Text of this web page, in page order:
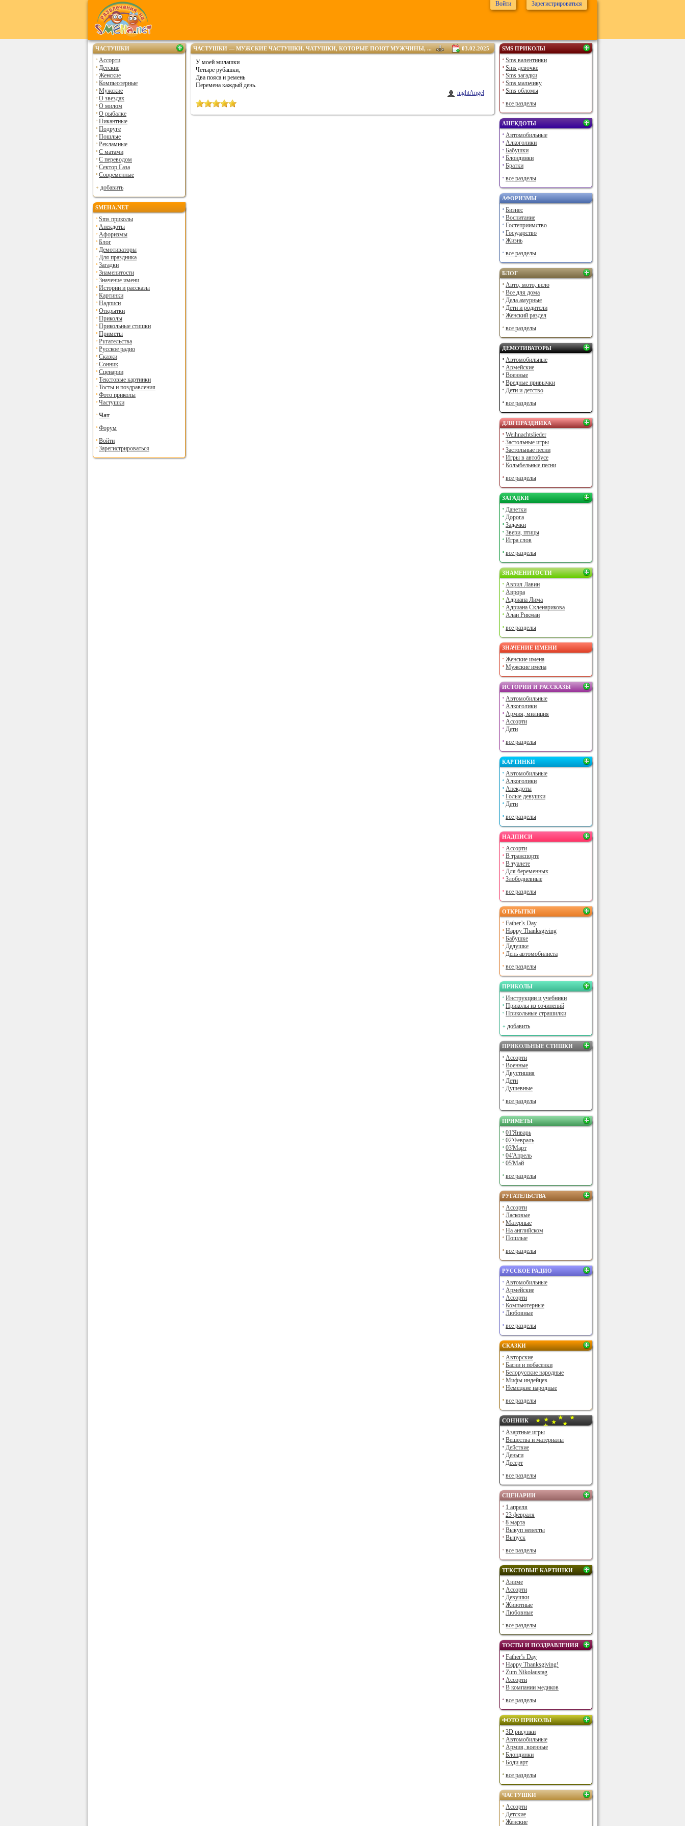
ЧАСТУШКИ
Ассорти
Детские
Женские
Компьютерные
Мужские
О звездах
О милом
О рыбалке
Пикантные
Подруге
Пошлые
Рекламные
С матами
С переводом
Сектор Газа
Современные
добавить
SMEHA.NET
Sms приколы
Анекдоты
Афоризмы
Блог
Демотиваторы
Для праздника
Загадки
Знаменитости
Значение имени
Истории и рассказы
Картинки
Надписи
Открытки
Приколы
Прикольные стишки
Приметы
Ругательства
Русское радио
Сказки
Сонник
Сценарии
Текстовые картинки
Тосты и поздравления
Фото приколы
Частушки
Чат
Форум
Войти
Зарегистрироваться
ЧАСТУШКИ — МУЖСКИЕ ЧАСТУШКИ. ЧАТУШКИ, КОТОРЫЕ ПОЮТ МУЖЧИНЫ, ... 03.02.2025
У моей милашки
Четыре рубашки,
Два пояса и ремень
Перемена каждый день.
nightAngel
SMS ПРИКОЛЫ
Sms валентинки
Sms девочке
Sms загадки
Sms мальчику
Sms обломы
все разделы
АНЕКДОТЫ
Автомобильные
Алкоголики
Бабушки
Блондинки
Братки
все разделы
АФОРИЗМЫ
Бизнес
Воспитание
Гостеприимство
Государство
Жизнь
все разделы
БЛОГ
Авто, мото, вело
Все для дома
Дела амурные
Дети и родители
Женский раздел
все разделы
ДЕМОТИВАТОРЫ
Автомобильные
Армейские
Военные
Вредные привычки
Дети и детство
все разделы
ДЛЯ ПРАЗДНИКА
Weihnachtslieder
Застольные игры
Застольные песни
Игры в автобусе
Колыбельные песни
все разделы
ЗАГАДКИ
Данетки
Дорога
Задачки
Звери, птицы
Игра слов
все разделы
ЗНАМЕНИТОСТИ
Аврил Лавин
Аврора
Адриана Лима
Адриана Скленарикова
Алан Рикман
все разделы
ЗНАЧЕНИЕ ИМЕНИ
Женские имена
Мужские имена
ИСТОРИИ И РАССКАЗЫ
Автомобильные
Алкоголики
Армия, милиция
Ассорти
Дети
все разделы
КАРТИНКИ
Автомобильные
Алкоголики
Анекдоты
Голые девушки
Дети
все разделы
НАДПИСИ
Ассорти
В транспорте
В туалете
Для беременных
Злободневные
все разделы
ОТКРЫТКИ
Father’s Day
Happy Thanksgiving
Бабушке
Дедушке
День автомобилиста
все разделы
ПРИКОЛЫ
Инструкции и учебники
Приколы из сочинений
Прикольные страшилки
добавить
ПРИКОЛЬНЫЕ СТИШКИ
Ассорти
Военные
Двустишия
Дети
Душевные
все разделы
ПРИМЕТЫ
01'Январь
02'Февраль
03'Март
04'Апрель
05'Май
все разделы
РУГАТЕЛЬСТВА
Ассорти
Ласковые
Матерные
На английском
Пошлые
все разделы
РУССКОЕ РАДИО
Автомобильные
Армейские
Ассорти
Компьютерные
Любовные
все разделы
СКАЗКИ
Авторские
Басни и побасенки
Белорусские народные
Мифы индейцев
Немецкие народные
все разделы
СОННИК
Азартные игры
Вещества и материалы
Действие
Деньги
Десерт
все разделы
СЦЕНАРИИ
1 апреля
23 февраля
8 марта
Выкуп невесты
Выпуск
все разделы
ТЕКСТОВЫЕ КАРТИНКИ
Аниме
Ассорти
Девушки
Животные
Любовные
все разделы
ТОСТЫ И ПОЗДРАВЛЕНИЯ
Father’s Day
Happy Thanksgiving!
Zum Nikolaustag
Ассорти
В компании медиков
все разделы
ФОТО ПРИКОЛЫ
3D рисунки
Автомобильные
Армия, военные
Блондинки
Боди арт
все разделы
ЧАСТУШКИ
Ассорти
Детские
Женские
Войти Зарегистрироваться